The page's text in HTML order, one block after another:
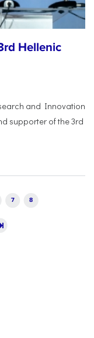
Hellenic
and Innovation
supporter of the 3rd
7 8